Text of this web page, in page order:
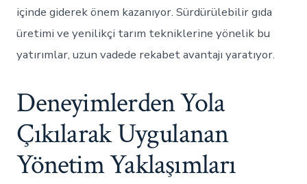
içinde giderek önem kazanıyor. Sürdürülebilir gıda
üretimi ve yenilikçi tarım tekniklerine yönelik bu
yatırımlar, uzun vadede rekabet avantajı yaratıyor.
Deneyimlerden Yola
Çıkılarak Uygulanan
Yönetim Yaklaşımları